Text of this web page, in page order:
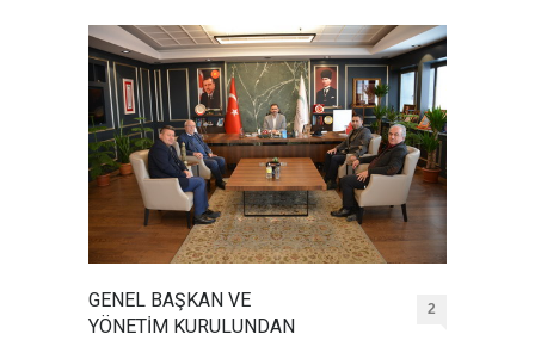
GENEL BAŞKAN VE
YÖNETİM KURULUNDAN
2